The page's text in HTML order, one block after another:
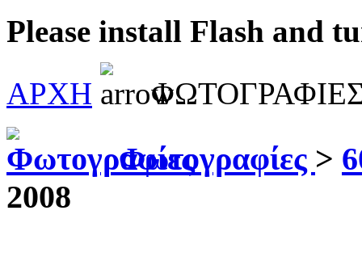
Please install Flash and
ΑΡΧΗ
Φωτογραφίες >
2008